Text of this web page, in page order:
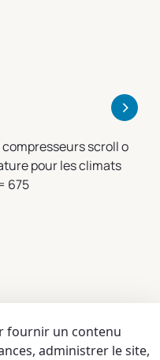
>
scroll o
pour les climats
675
fournir un contenu
administrer le site,